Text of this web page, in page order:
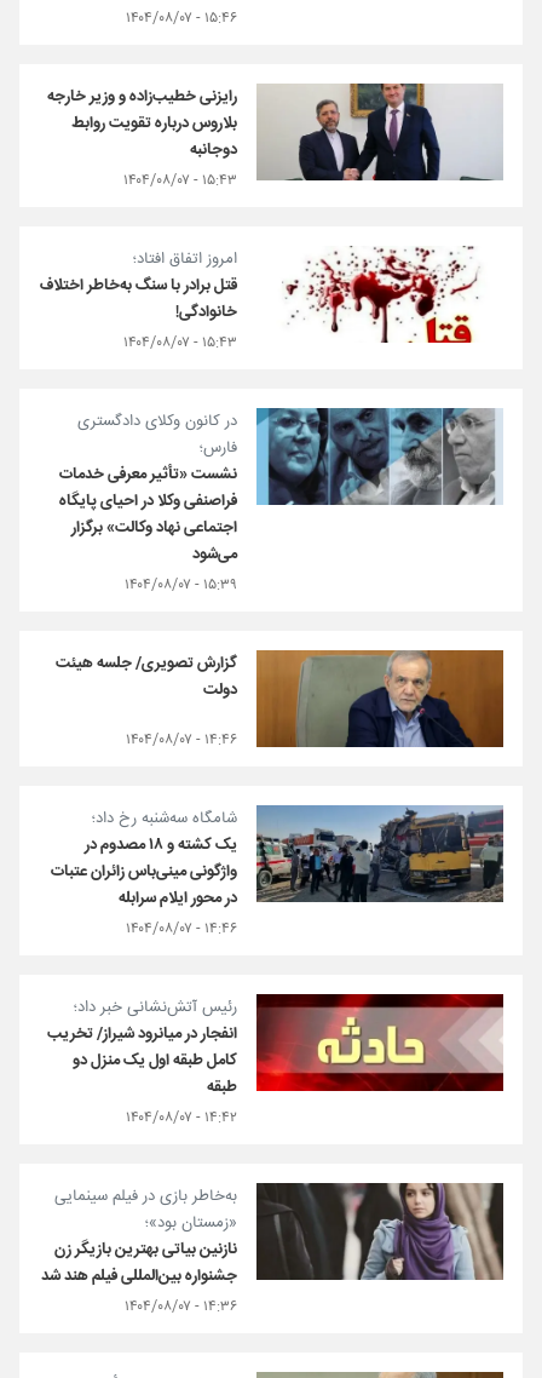
۱۵:۴۶ - ۱۴۰۴/۰۸/۰۷
رایزنی خطیب‌زاده و وزیر خارجه
بلاروس درباره تقویت روابط
دوجانبه
۱۵:۴۳ - ۱۴۰۴/۰۸/۰۷
امروز اتفاق افتاد؛
قتل برادر با سنگ به‌خاطر اختلاف
خانوادگی!
۱۵:۴۳ - ۱۴۰۴/۰۸/۰۷
در کانون وکلای دادگستری
فارس؛
نشست «تأثیر معرفی خدمات
فراصنفی وکلا در احیای پایگاه
اجتماعی نهاد وکالت» برگزار
می‌شود
۱۵:۳۹ - ۱۴۰۴/۰۸/۰۷
گزارش تصویری/ جلسه هیئت
دولت
۱۴:۴۶ - ۱۴۰۴/۰۸/۰۷
شامگاه سه‌شنبه رخ داد؛
یک کشته و ۱۸ مصدوم در
واژگونی مینی‌باس زائران عتبات
در محور ایلام سرابله
۱۴:۴۶ - ۱۴۰۴/۰۸/۰۷
رئیس آتش‌نشانی خبر داد؛
انفجار در میانرود شیراز/ تخریب
کامل طبقه اول یک منزل دو‌
طبقه
۱۴:۴۲ - ۱۴۰۴/۰۸/۰۷
به‌خاطر بازی در فیلم سینمایی
«زمستان بود»؛
نازنین بیاتی بهترین بازیگر زن
جشنواره بین‌المللی فیلم هند شد
۱۴:۳۶ - ۱۴۰۴/۰۸/۰۷